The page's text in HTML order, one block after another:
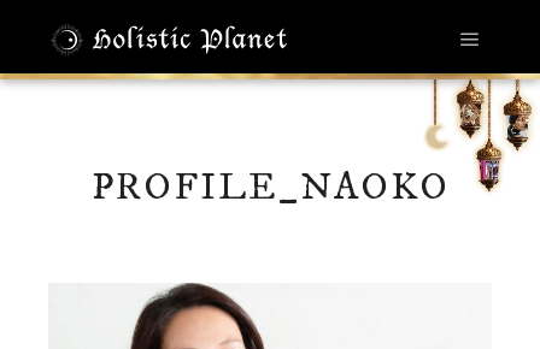
メイン
PROFILE_NAOKO